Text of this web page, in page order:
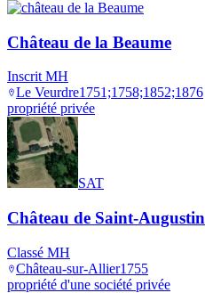
Château de la Beaume
Inscrit MH
Le Veurdre1751;1758;1852;1876
propriété privée
SAT
Château de Saint-Augustin
Classé MH
Château-sur-Allier1755
propriété d'une société privée